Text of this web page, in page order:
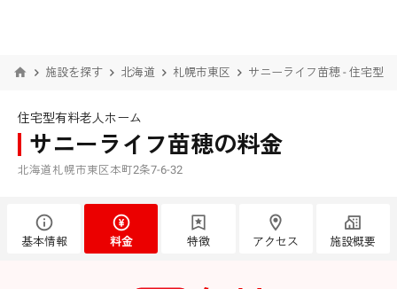
施設を探す 北海道 札幌市東区 サニーライフ苗穂 - 住宅型
住宅型有料老人ホーム
サニーライフ苗穂の料金
北海道札幌市東区本町2条7-6-32
基本情報 料金 特徴 アクセス 施設概要